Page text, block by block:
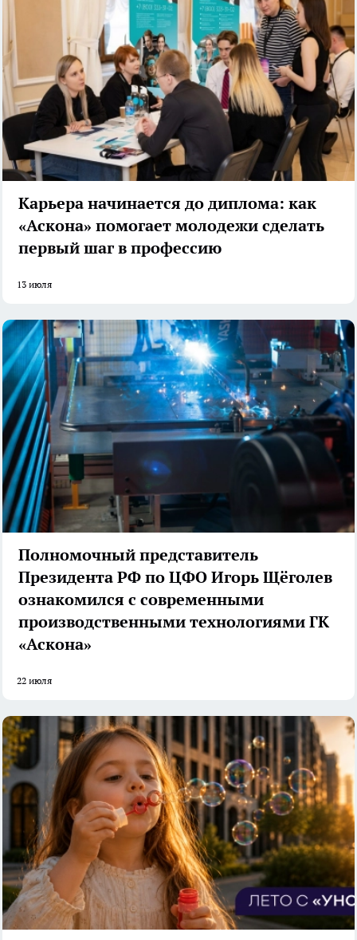
Карьера начинается до диплома: как
«Аскона» помогает молодежи сделать
первый шаг в профессию
13 июля
Полномочный представитель
Президента РФ по ЦФО Игорь Щёголев
ознакомился с современными
производственными технологиями ГК
«Аскона»
22 июля